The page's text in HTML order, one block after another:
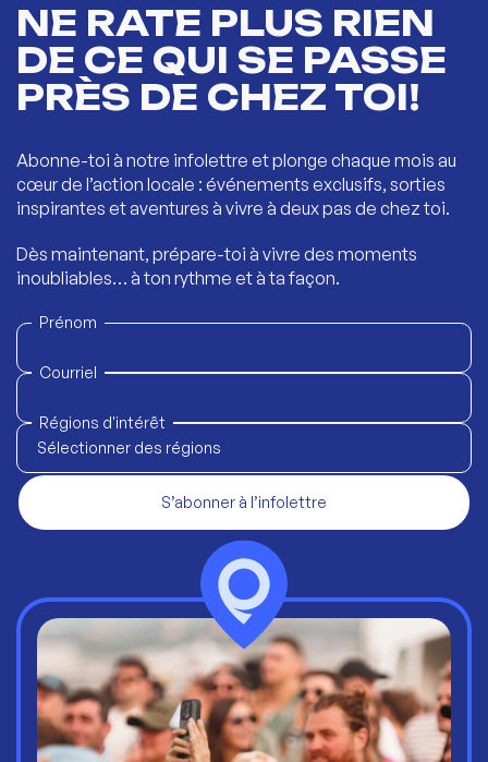
NE RATE PLUS RIEN
DE CE QUI SE PASSE
PRÈS DE CHEZ TOI!
Abonne-toi à notre infolettre et plonge chaque mois au
cœur de l’action locale : événements exclusifs, sorties
inspirantes et aventures à vivre à deux pas de chez toi.
Dès maintenant, prépare-toi à vivre des moments
inoubliables… à ton rythme et à ta façon.
Prénom
Courriel
Régions d'intérêt
Sélectionner des régions
S’abonner à l’infolettre